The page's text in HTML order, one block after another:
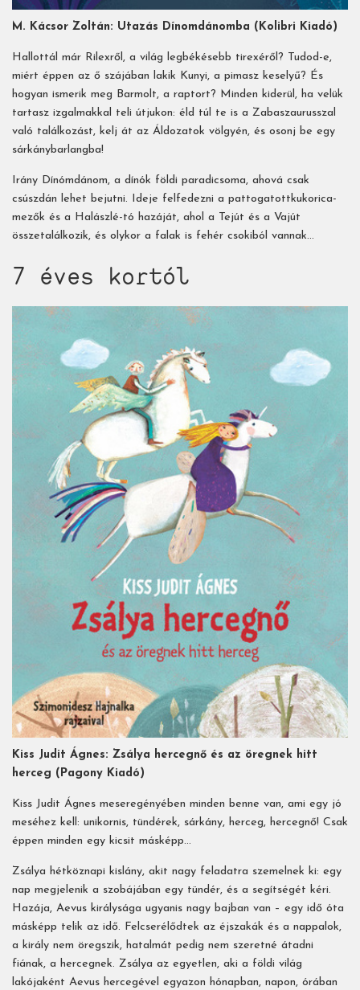
M. Kácsor Zoltán: Utazás Dínomdánomba (Kolibri Kiadó)
Hallottál már Rilexről, a világ legbékésebb tirexéről? Tudod-e,
miért éppen az ő szájában lakik Kunyi, a pimasz keselyű? És
hogyan ismerik meg Barmolt, a raptort? Minden kiderül, ha velük
tartasz izgalmakkal teli útjukon: éld túl te is a Zabaszaurusszal
való találkozást, kelj át az Áldozatok völgyén, és osonj be egy
sárkánybarlangba!
Irány Dínómdánom, a dínók földi paradicsoma, ahová csak
csúszdán lehet bejutni. Ideje felfedezni a pattogatottkukorica-
mezők és a Halászlé-tó hazáját, ahol a Tejút és a Vajút
összetalálkozik, és olykor a falak is fehér csokiból vannak…
7 éves kortól
Kiss Judit Ágnes: Zsálya hercegnő és az öregnek hitt
herceg (Pagony Kiadó)
Kiss Judit Ágnes meseregényében minden benne van, ami egy jó
meséhez kell: unikornis, tündérek, sárkány, herceg, hercegnő! Csak
éppen minden egy kicsit másképp…
Zsálya hétköznapi kislány, akit nagy feladatra szemelnek ki: egy
nap megjelenik a szobájában egy tündér, és a segítségét kéri.
Hazája, Aevus királysága ugyanis nagy bajban van – egy idő óta
másképp telik az idő. Felcserélődtek az éjszakák és a nappalok,
a király nem öregszik, hatalmát pedig nem szeretné átadni
fiának, a hercegnek. Zsálya az egyetlen, aki a földi világ
lakójaként Aevus hercegével egyazon hónapban, napon, órában